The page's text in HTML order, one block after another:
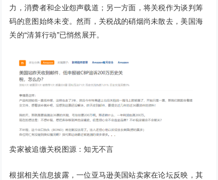
力，消费者和企业怨声载道；另一方面，将关税作为谈判筹
码的意图始终未变。然而，关税战的硝烟尚未散去，美国海
关的“清算行动”已悄然展开。
卖家被追缴关税图源：知无不言
根据相关信息披露，一位亚马逊美国站卖家在论坛反映，其